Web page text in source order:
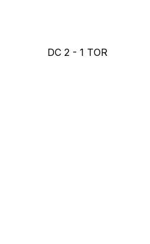
DC 2 - 1 TOR